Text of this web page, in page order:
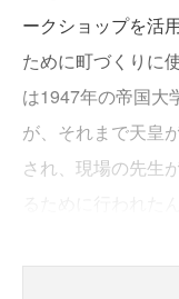
ークショップを活
ために町づくりに
は1947年の帝国大
が、それまで天皇
され、現場の先生